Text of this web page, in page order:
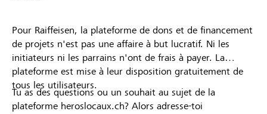
Pour Raiffeisen, la plateforme de dons et de financement
de projets n'est pas une affaire à but lucratif. Ni les
initiateurs ni les parrains n'ont de frais à payer. La
plateforme est mise à leur disposition gratuitement de
tous les utilisateurs.
Tu as des questions ou un souhait au sujet de la
plateforme heroslocaux.ch? Alors adresse-toi